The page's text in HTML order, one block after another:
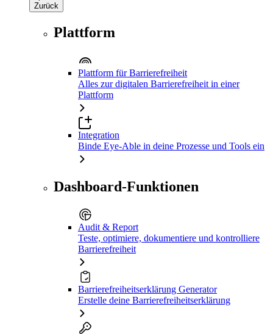
Zurück
Plattform
Plattform für Barrierefreiheit
Alles zur digitalen Barrierefreiheit in einer
Plattform
Integration
Binde Eye-Able in deine Prozesse und Tools ein
Dashboard-Funktionen
Audit & Report
Teste, optimiere, dokumentiere und kontrolliere
Barrierefreiheit
Barrierefreiheitserklärung Generator
Erstelle deine Barrierefreiheitserklärung